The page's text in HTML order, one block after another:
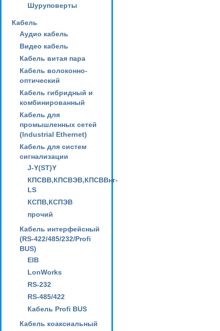
Шуруповерты
Кабель
Аудио кабель
Видео кабель
Кабель витая пара
Кабель волоконно-
оптический
Кабель гибридный и
комбинированный
Кабель для
промышленных сетей
(Industrial Ethernet)
Кабель для систем
сигнализации
J-Y(ST)Y
КПСВВ,КПСВЭВ,КПСВВнг-
LS
КСПВ,КСПЭВ
прочий
Кабель интерфейсный
(RS-422/485/232/Profi
BUS)
EIB
LonWorks
RS-232
RS-485/422
Кабель Profi BUS
Кабель коаксиальный